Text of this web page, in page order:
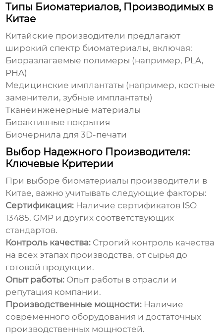
Типы Биоматериалов, Производимых в
Китае
Китайские производители предлагают
широкий спектр биоматериалы, включая:
Биоразлагаемые полимеры (например, PLA,
PHA)
Медицинские имплантаты (например, костные
заменители, зубные имплантаты)
Тканеинженерные материалы
Биоактивные покрытия
Биочернила для 3D-печати
Выбор Надежного Производителя:
Ключевые Критерии
При выборе биоматериалы производители в
Китае, важно учитывать следующие факторы:
Сертификация: Наличие сертификатов ISO
13485, GMP и других соответствующих
стандартов.
Контроль качества: Строгий контроль качества
на всех этапах производства, от сырья до
готовой продукции.
Опыт работы: Опыт работы в отрасли и
репутация компании.
Производственные мощности: Наличие
современного оборудования и достаточных
производственных мощностей.